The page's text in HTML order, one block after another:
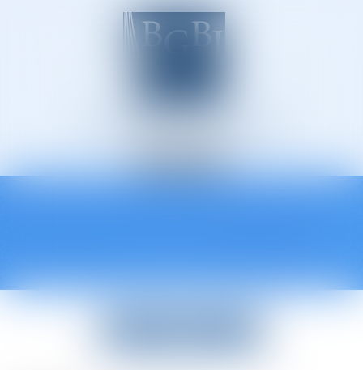
Avocats à Épinal